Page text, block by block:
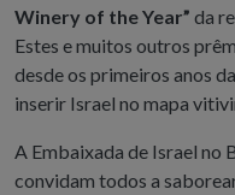
Winery of the Year” da
Estes e muitos outros
desde os primeiros anos
inserir Israel no mapa
A Embaixada de Israel no
convidam todos a